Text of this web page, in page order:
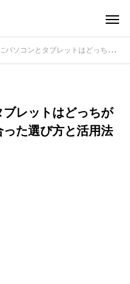
ブレットはどっちが必要？勉強スタイルに合った選び方と活用法を解説！
レットはどっちが
た選び方と活用法